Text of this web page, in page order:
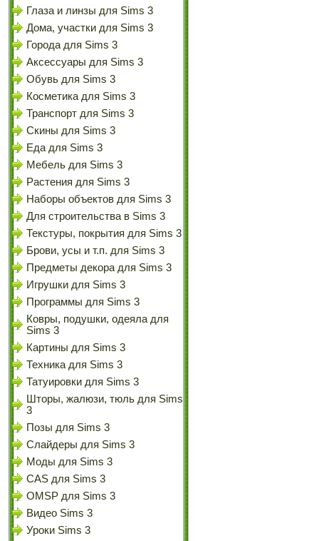
Глаза и линзы для Sims 3
Дома, участки для Sims 3
Города для Sims 3
Аксессуары для Sims 3
Обувь для Sims 3
Косметика для Sims 3
Транспорт для Sims 3
Скины для Sims 3
Еда для Sims 3
Мебель для Sims 3
Растения для Sims 3
Наборы объектов для Sims 3
Для строительства в Sims 3
Текстуры, покрытия для Sims 3
Брови, усы и т.п. для Sims 3
Предметы декора для Sims 3
Игрушки для Sims 3
Программы для Sims 3
Ковры, подушки, одеяла для
Sims 3
Картины для Sims 3
Техника для Sims 3
Татуировки для Sims 3
Шторы, жалюзи, тюль для Sims
3
Позы для Sims 3
Слайдеры для Sims 3
Моды для Sims 3
CAS для Sims 3
OMSP для Sims 3
Видео Sims 3
Уроки Sims 3